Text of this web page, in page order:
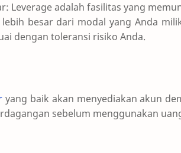
Leverage adalah fasilitas yang
besar dari modal yang Anda
dengan toleransi risiko Anda.
yang baik akan menyediakan akun
sebelum menggunakan